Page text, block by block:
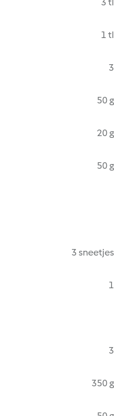
1 tl
3
50 g
20 g
50 g
3 sneetjes
1
3
350 g